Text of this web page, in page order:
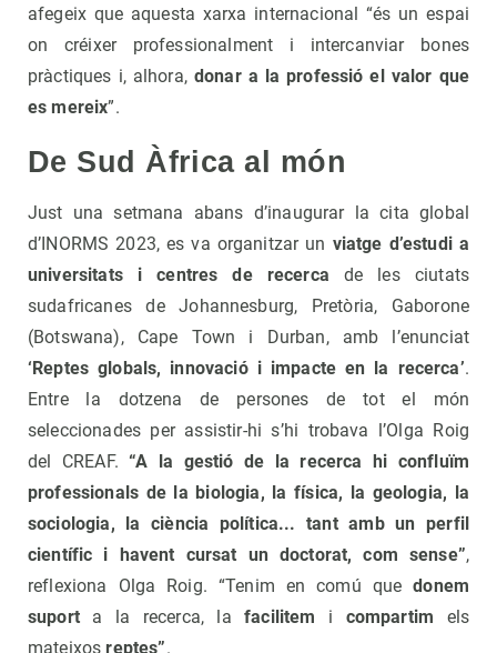
afegeix que aquesta xarxa internacional “és un espai
on créixer professionalment i intercanviar bones
pràctiques i, alhora, donar a la professió el valor que
es mereix”.
De Sud Àfrica al món
Just una setmana abans d’inaugurar la cita global
d’INORMS 2023, es va organitzar un viatge d’estudi a
universitats i centres de recerca de les ciutats
sudafricanes de Johannesburg, Pretòria, Gaborone
(Botswana), Cape Town i Durban, amb l’enunciat
‘Reptes globals, innovació i impacte en la recerca’.
Entre la dotzena de persones de tot el món
seleccionades per assistir-hi s’hi trobava l’Olga Roig
del CREAF. “A la gestió de la recerca hi confluïm
professionals de la biologia, la física, la geologia, la
sociologia, la ciència política... tant amb un perfil
científic i havent cursat un doctorat, com sense”,
reflexiona Olga Roig. “Tenim en comú quedonem
suporta la recerca, la facilitem i compartim els
mateixosreptes”.